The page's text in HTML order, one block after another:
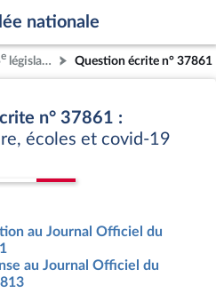
nationale
e législature Question écrite n° 37861
n° 37861 :
écoles et covid-19
au Journal Officiel du
au Journal Officiel du